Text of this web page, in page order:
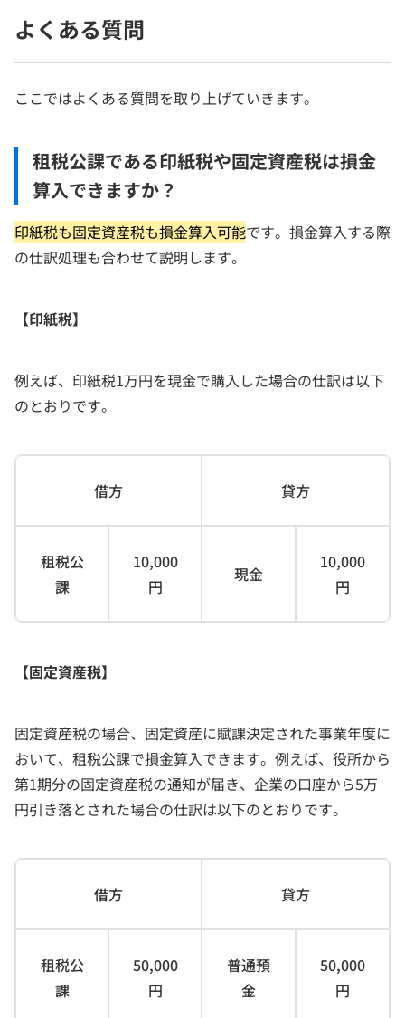
よくある質問
ここではよくある質問を取り上げていきます。
租税公課である印紙税や固定資産税は損金
算入できますか？
印紙税も固定資産税も損金算入可能です。損金算入する際
の仕訳処理も合わせて説明します。
【印紙税】
例えば、印紙税1万円を現金で購入した場合の仕訳は以下
のとおりです。
借方 貸方
租税公
課
10,000
円
現金
10,000
円
【固定資産税】
固定資産税の場合、固定資産に賦課決定された事業年度に
おいて、租税公課で損金算入できます。例えば、役所から
第1期分の固定資産税の通知が届き、企業の口座から5万
円引き落とされた場合の仕訳は以下のとおりです。
借方 貸方
租税公
課
50,000
円
普通預
金
50,000
円